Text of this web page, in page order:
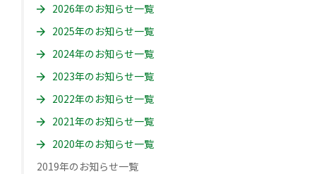
2026年のお知らせ一覧
2025年のお知らせ一覧
2024年のお知らせ一覧
2023年のお知らせ一覧
2022年のお知らせ一覧
2021年のお知らせ一覧
2020年のお知らせ一覧
2019年のお知らせ一覧